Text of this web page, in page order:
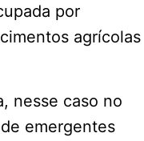
por
agrícolas
nesse caso no
emergentes